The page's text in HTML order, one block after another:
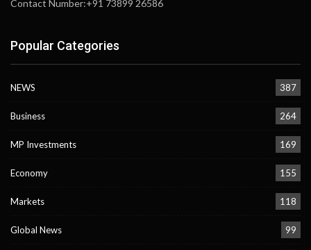
Contact Number:+91 73899 26586
Popular Categories
NEWS 387
Business 264
MP Investments 169
Economy 155
Markets 118
Global News 99